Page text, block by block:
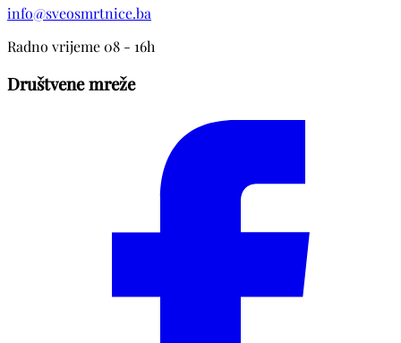
info@sveosmrtnice.ba
Radno vrijeme 08 - 16h
Društvene mreže